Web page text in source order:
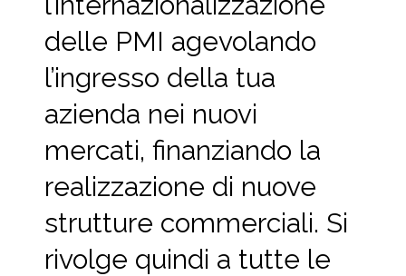
delle PMI agevolando
l’ingresso della tua
azienda nei nuovi
mercati, finanziando la
realizzazione di nuove
strutture commerciali. Si
rivolge quindi a tutte le